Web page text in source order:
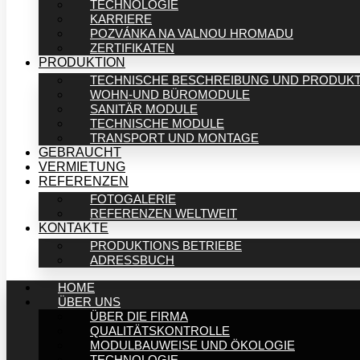
TECHNOLOGIE
KARRIERE
POZVÁNKA NA VALNOU HROMADU
ZERTIFIKATEN
PRODUKTION
TECHNISCHE BESCHREIBUNG UND
WOHN-UND BÜROMODULE
SANITÄR MODULE
TECHNISCHE MODULE
TRANSPORT UND MONTAGE
GEBRAUCHT
VERMIETUNG
REFERENZEN
FOTOGALERIE
REFERENZEN WELTWEIT
KONTAKTE
PRODUKTIONS BETRIEBE
ADRESSBUCH
HOME
ÜBER UNS
ÜBER DIE FIRMA
QUALITÄTSKONTROLLE
MODULBAUWEISE UND ÖKOLOGIE